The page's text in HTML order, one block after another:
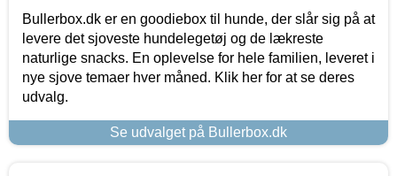
Bullerbox.dk er en goodiebox til hunde, der slår sig på at
levere det sjoveste hundelegetøj og de lækreste
naturlige snacks. En oplevelse for hele familien, leveret i
nye sjove temaer hver måned. Klik her for at se deres
udvalg.
Se udvalget på Bullerbox.dk